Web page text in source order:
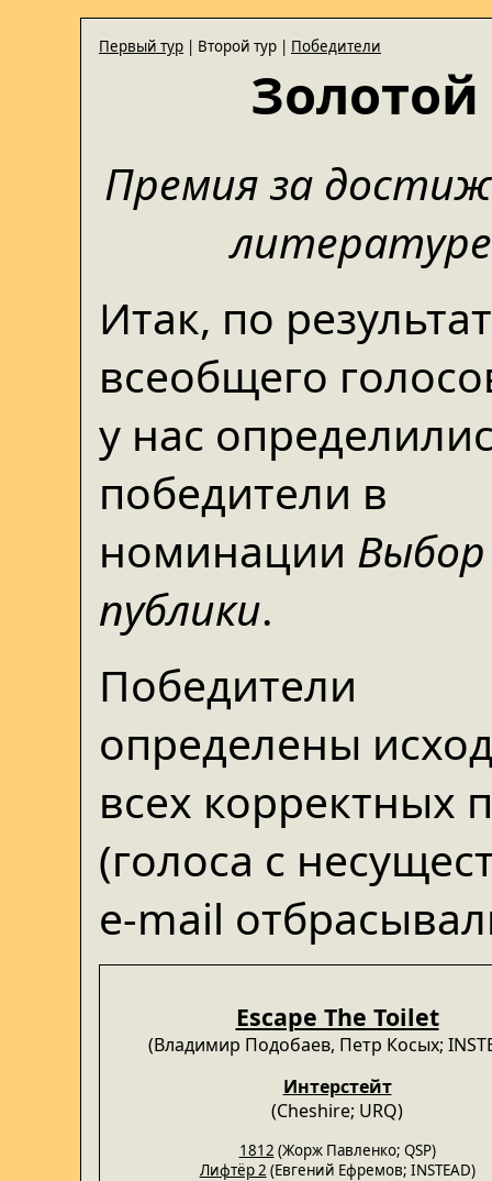
Первый тур | Второй тур | Победители
Премия за
литературе
Итак, по
всеобщего
у нас
победители в
номинации Выбор
публики.
Победители
определены
всех корректных
(голоса с
e-mail
Escape The Toilet
(Владимир Подобаев, Петр Косых;
Интерстейт
(Cheshire; URQ)
1812 (Жорж Павленко; QSP)
Лифтёр 2 (Евгений Ефремов; INSTEAD)